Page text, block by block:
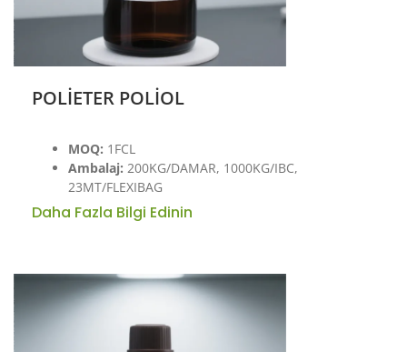
POLİETER POLİOL
MOQ: 1FCL
Ambalaj: 200KG/DAMAR, 1000KG/IBC,
23MT/FLEXIBAG
Daha Fazla Bilgi Edinin